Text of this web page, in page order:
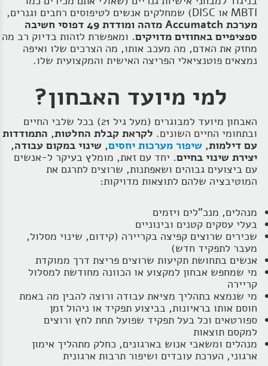
MBTI או DISC) שמחלקים אנשים לטיפוסים רחבים וגנרים,
מערכת Accumatch מזהה ומודדת 49 דפוסי חשיבה
ספציפיים באחוזים מדויקים. ומאפשרת לזהות בדיוק רב מה
מחזק את האדם, מה מעכב אותו, מה הצרכים שלו ואיפה
נמצאים פוטנציאלי הפריצה האישית והמקצועית שלו.
למי מיועד האבחון?
האבחון מיועד למבוגרים (מעל גיל 21) בכל שלבי החיים
ובתחומי החיים השונים. לקראת קבלת החלטות, התמודדות
עם דילמות, שיפור מערכות יחסים, שינוי במקום עבודה,
יצירת שינוי בחיים. יחד עם זאת, מומלץ בעיקר ל‑אנשים
עם ביצועים גבוהים ושאפתנות, שרוצים לתרגם את
המוטיבציה שלהם לתוצאות מדויקות:
מנהלים, מנכ"לים ויזמים
בעלי עסקים קטנים ובינוניים
שכירים שרוצים קפיצה בקריירה (קידום, שינוי מסלול,
מעבר לתפקיד חדש)
אנשים בתחושת תקיעות שרוצים פריצת דרך ממוקדת
מי שמחפש אבחון למקצוע או הכוונה מחודשת למסלול
קריירה
מי שנמצא בתהליך מציאת עבודה ורוצה להבין מה באמת
חוסם אותו בראיונות, בביצוע תפקיד או ניהול זמן
ספורטאים וכל בעל תפקיד שפועל תחת לחץ ורוצים
למקסם תוצאות
מנהלים ומשאבי אנוש בארגונים, כחלק מתהליך אימון
ארגוני, הערכת עובדים ושיפור תרבות ארגונית